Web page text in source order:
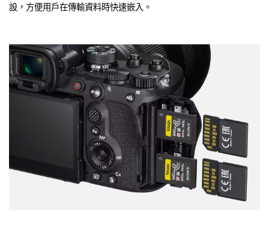
設，方便用戶在傳輸資料時快速嵌入。